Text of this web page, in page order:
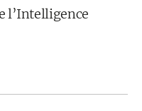
l’Intelligence